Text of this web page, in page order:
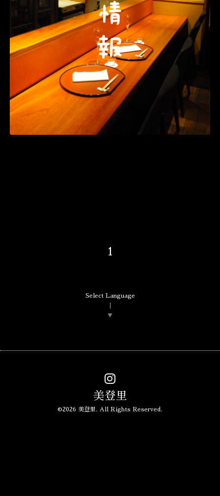
1
Select Language
▼
美登里
©2026 美登里. All Rights Reserved.